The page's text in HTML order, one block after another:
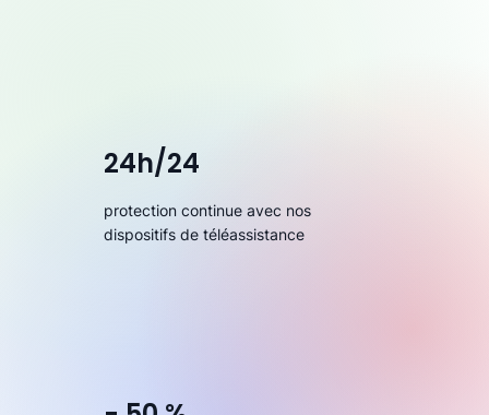
24h/24
protection continue avec nos
dispositifs de téléassistance